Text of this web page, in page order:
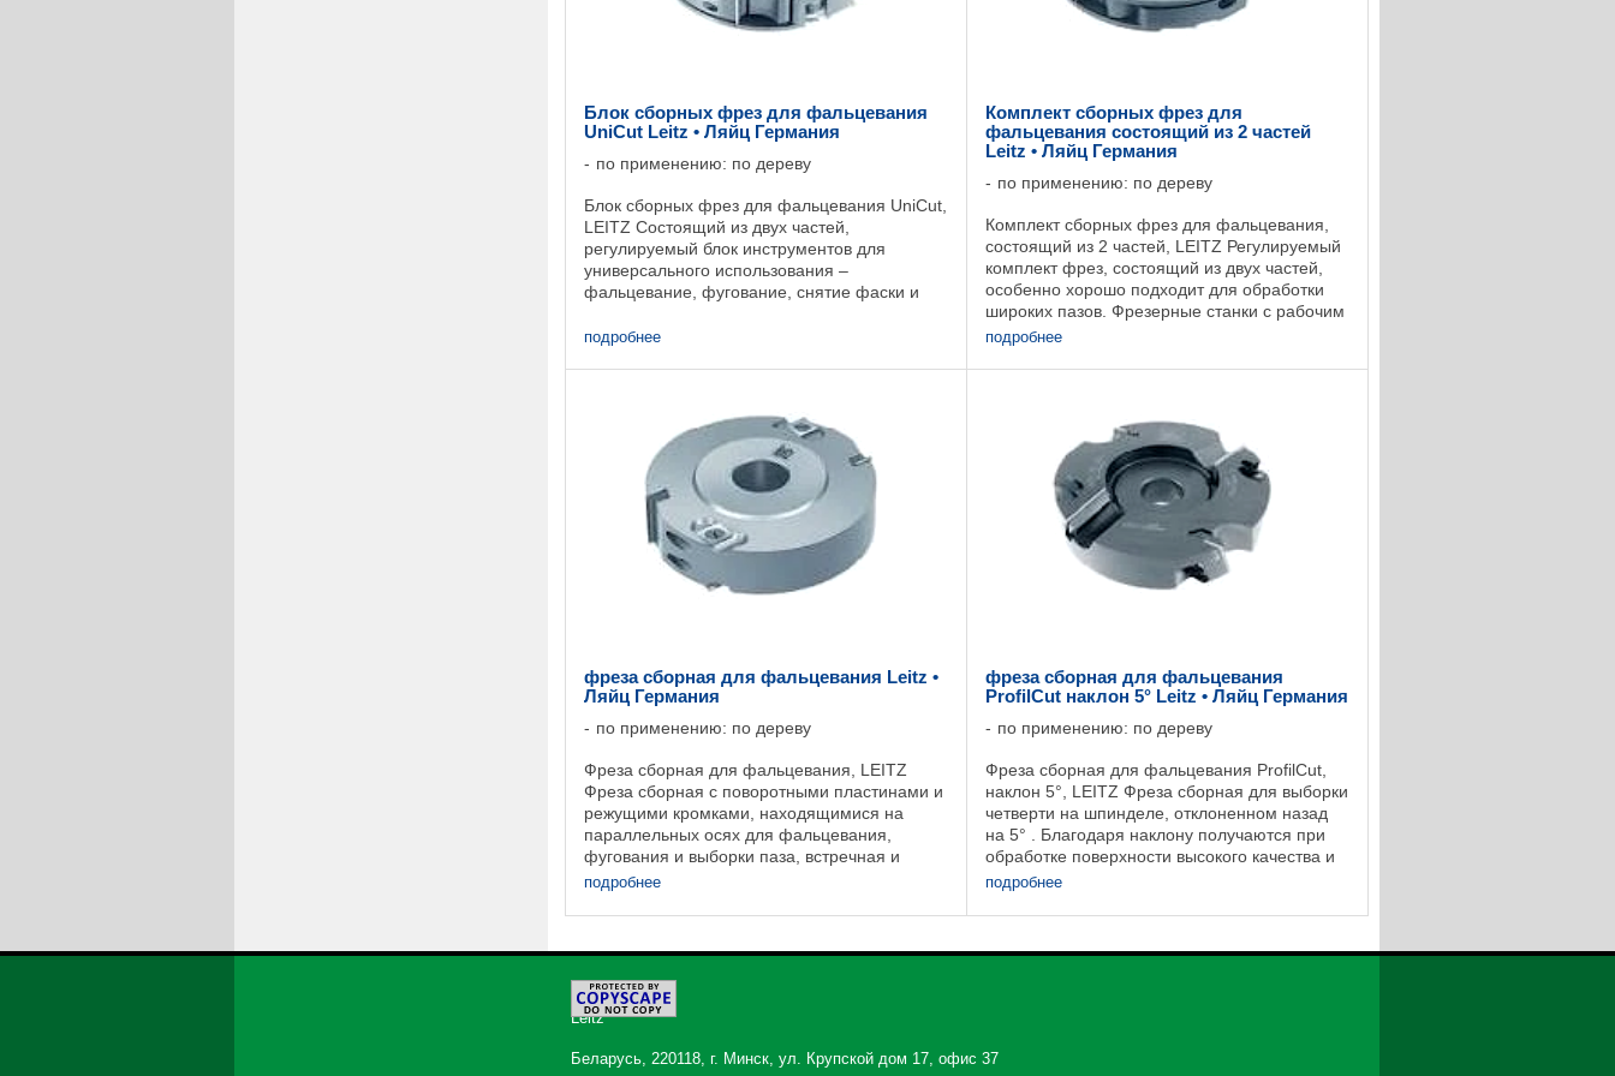
Блок сборных фрез для фальцевания
UniCut Leitz • Ляйц Германия
по применению: по дереву
Блок сборных фрез для фальцевания UniCut,
LEITZ Состоящий из двух частей,
регулируемый блок инструментов для
универсального использования –
фальцевание, фугование, снятие фаски и
BOmax. mm Z V n min-1 ID 1 + 2 ...
подробнее
Комплект сборных фрез для
фальцевания состоящий из 2 частей
Leitz • Ляйц Германия
по применению: по дереву
Комплект сборных фрез для фальцевания,
состоящий из 2 частей, LEITZ Регулируемый
комплект фрез, состоящий из двух частей,
особенно хорошо подходит для обработки
широких пазов. Фрезерные станки с рабочим
столом (встречная обработка),
подробнее
фреза сборная для фальцевания Leitz •
Ляйц Германия
по применению: по дереву
Фреза сборная для фальцевания, LEITZ
Фреза сборная с поворотными пластинами и
режущими кромками, находящимися на
параллельных осях для фальцевания,
фугования и выборки паза, встречная и
попутная обработка. Подрезные ножи можно
подробнее
фреза сборная для фальцевания
ProfilCut наклон 5° Leitz • Ляйц Германия
по применению: по дереву
Фреза сборная для фальцевания ProfilCut,
наклон 5°, LEITZ Фреза сборная для выборки
четверти на шпинделе, отклоненном назад
на 5° . Благодаря наклону получаются при
обработке поверхности высокого качества и
торцевые кромки без сколов. P D SB BO ...
подробнее
©2026
Leitz
Беларусь, 220118, г. Минск, ул. Крупской дом 17, офис 37